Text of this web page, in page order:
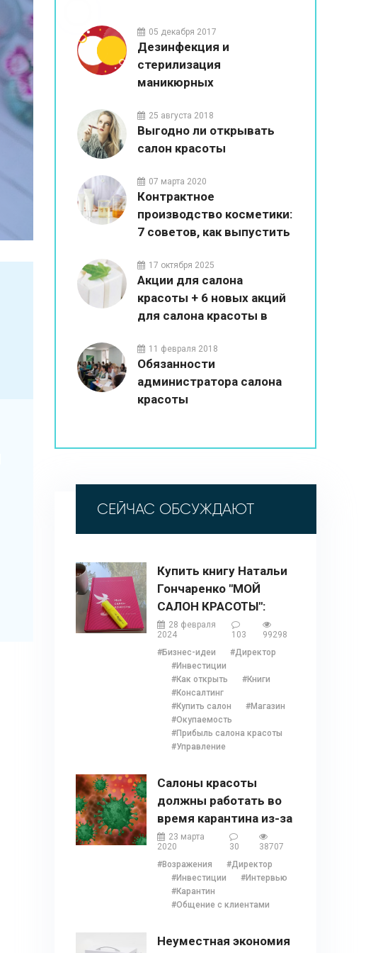
05 декабря 2017
Дезинфекция и
стерилизация
маникюрных
красоты
25 августа 2018
Выгодно ли открывать
салон красоты
07 марта 2020
Контрактное
производство косметики:
7 советов, как выпустить
17 октября 2025
Акции для салона
красоты + 6 новых акций
для салона красоты в
11 февраля 2018
Обязанности
администратора салона
красоты
СЕЙЧАС ОБСУЖДАЮТ
Купить книгу Натальи
Гончаренко "МОЙ
САЛОН КРАСОТЫ":
описание, содержание,
отзывы, бонусы и 1
глава
28 февраля
2024
103
99298
#Бизнес-идеи
#Директор
#Инвестиции
#Как открыть
#Книги
#Консалтинг
#Купить салон
#Магазин
#Окупаемость
#Прибыль салона красоты
#Управление
Салоны красоты
должны работать во
время карантина из-за
COVID 19?
23 марта
2020
30
38707
#Возражения
#Директор
#Инвестиции
#Интервью
#Карантин
#Общение с клиентами
Неуместная экономия